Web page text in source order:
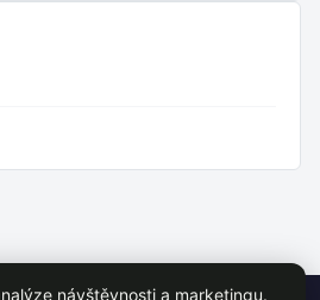
návštěvnosti a marketingu.